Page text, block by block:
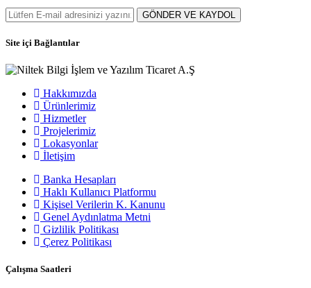
GÖNDER VE KAYDOL
Site içi Bağlantılar
Hakkımızda
Ürünlerimiz
Hizmetler
Projelerimiz
Lokasyonlar
İletişim
Banka Hesapları
Haklı Kullanıcı Platformu
Kişisel Verilerin K. Kanunu
Genel Aydınlatma Metni
Gizlilik Politikası
Çerez Politikası
Çalışma Saatleri